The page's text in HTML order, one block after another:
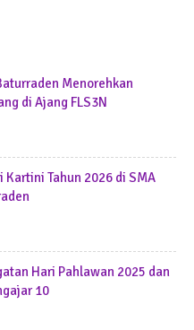
Menorehkan
di Ajang FLS3N
Kartini Tahun 2026 di SMA
Hari Pahlawan 2025 dan
10